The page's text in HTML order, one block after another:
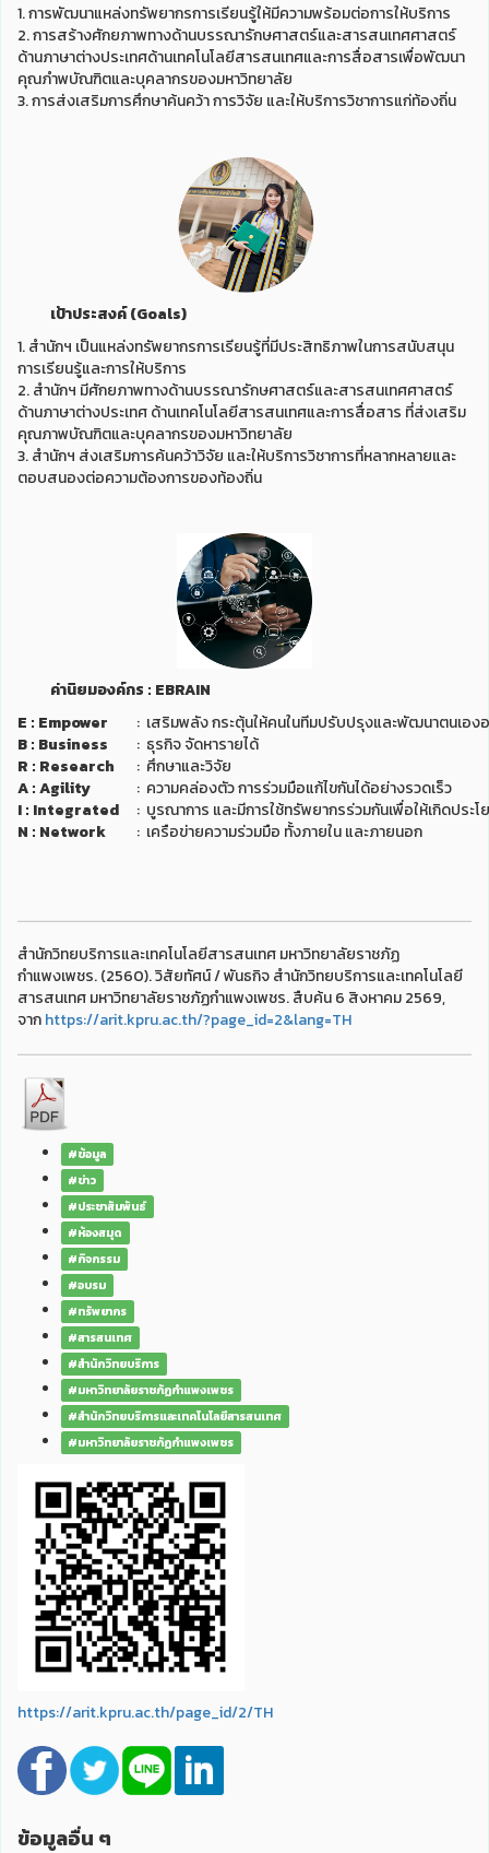
1. การพัฒนาแหล่งทรัพยากรการเรียนรู้ให้มีความพร้อมต่อการให้บริการ
2. การสร้างศักยภาพทางด้านบรรณารักษศาสตร์และสารสนเทศศาสตร์
ด้านภาษาต่างประเทศด้านเทคโนโลยีสารสนเทศและการสื่อสารเพื่อพัฒนา
คุณภําพบัณฑิตและบุคลากรของมหาวิทยาลัย
3. การส่งเสริมการศึกษาค้นคว้า การวิจัย และให้บริการวิชาการแก่ท้องถิ่น
เป้าประสงค์ (Goals)
1. สำนักฯ เป็นแหล่งทรัพยากรการเรียนรู้ที่มีประสิทธิภาพในการสนับสนุน
การเรียนรู้และการให้บริการ
2. สำนักฯ มีศักยภาพทางด้านบรรณารักษศาสตร์และสารสนเทศศาสตร์
ด้านภาษาต่างประเทศ ด้านเทคโนโลยีสารสนเทศและการสื่อสาร ที่ส่งเสริม
คุณภาพบัณฑิตและบุคลากรของมหาวิทยาลัย
3. สำนักฯ ส่งเสริมการค้นคว้าวิจัย และให้บริการวิชาการที่หลากหลายและ
ตอบสนองต่อความต้องการของท้องถิ่น
ค่านิยมองค์กร : EBRAIN
E : Empower
: เสริมพลัง กระตุ้นให้คนในทีมปรับปรุงและพัฒนาตนเอง
B : Business
: ธุรกิจ จัดหารายได้
R : Research
: ศึกษาและวิจัย
A : Agility
: ความคล่องตัว การร่วมมือแก้ไขกันได้อย่างรวดเร็ว
I : Integrated
: บูรณาการ และมีการใช้ทรัพยากรร่วมกันเพื่อให้เกิดปร
N : Network
: เครือข่ายความร่วมมือ ทั้งภายใน และภายนอก
สำนักวิทยบริการและเทคโนโลยีสารสนเทศ มหาวิทยาลัยราชภัฏ
กำแพงเพชร. (2560). วิสัยทัศน์ / พันธกิจ สำนักวิทยบริการและเทคโนโลยี
สารสนเทศ มหาวิทยาลัยราชภัฏกำแพงเพชร. สืบค้น 6 สิงหาคม 2569,
จากhttps://arit.kpru.ac.th/?page_id=2&lang=TH
#ข้อมูล
#ข่าว
#ประชาสัมพันธ์
#ห้องสมุด
#กิจกรรม
#อบรม
#ทรัพยากร
#สารสนเทศ
#สำนักวิทยบริการ
#มหาวิทยาลัยราชภัฏกำแพงเพชร
#สำนักวิทยบริการและเทคโนโลยีสารสนเทศ
#มหาวิทยาลัยราชภัฏกำแพงเพชร
https://arit.kpru.ac.th/page_id/2/TH
ข้อมูลอื่น ๆ